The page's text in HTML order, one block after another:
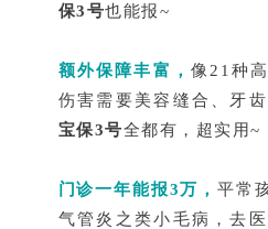
保3号也能报~
额外保障丰富， 像21种
伤害需要美容缝合、牙
宝保3号全都有，超实用~
门诊一年能报3万，平常
气管炎之类小毛病，去